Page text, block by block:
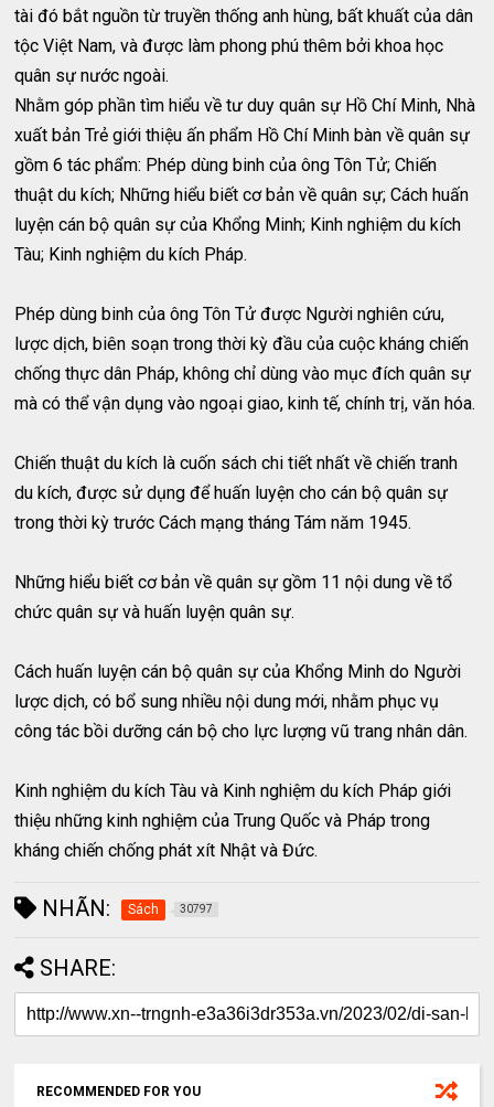
tài đó bắt nguồn từ truyền thống anh hùng, bất khuất của dân
tộc Việt Nam, và được làm phong phú thêm bởi khoa học
quân sự nước ngoài.
Nhằm góp phần tìm hiểu về tư duy quân sự Hồ Chí Minh, Nhà
xuất bản Trẻ giới thiệu ấn phẩm Hồ Chí Minh bàn về quân sự
gồm 6 tác phẩm: Phép dùng binh của ông Tôn Tử; Chiến
thuật du kích; Những hiểu biết cơ bản về quân sự; Cách huấn
luyện cán bộ quân sự của Khổng Minh; Kinh nghiệm du kích
Tàu; Kinh nghiệm du kích Pháp.
Phép dùng binh của ông Tôn Tử được Người nghiên cứu,
lược dịch, biên soạn trong thời kỳ đầu của cuộc kháng chiến
chống thực dân Pháp, không chỉ dùng vào mục đích quân sự
mà có thể vận dụng vào ngoại giao, kinh tế, chính trị, văn hóa.
Chiến thuật du kích là cuốn sách chi tiết nhất về chiến tranh
du kích, được sử dụng để huấn luyện cho cán bộ quân sự
trong thời kỳ trước Cách mạng tháng Tám năm 1945.
Những hiểu biết cơ bản về quân sự gồm 11 nội dung về tổ
chức quân sự và huấn luyện quân sự.
Cách huấn luyện cán bộ quân sự của Khổng Minh do Người
lược dịch, có bổ sung nhiều nội dung mới, nhằm phục vụ
công tác bồi dưỡng cán bộ cho lực lượng vũ trang nhân dân.
Kinh nghiệm du kích Tàu và Kinh nghiệm du kích Pháp giới
thiệu những kinh nghiệm của Trung Quốc và Pháp trong
kháng chiến chống phát xít Nhật và Đức.
NHÃN: Sách 30797
SHARE:
RECOMMENDED FOR YOU